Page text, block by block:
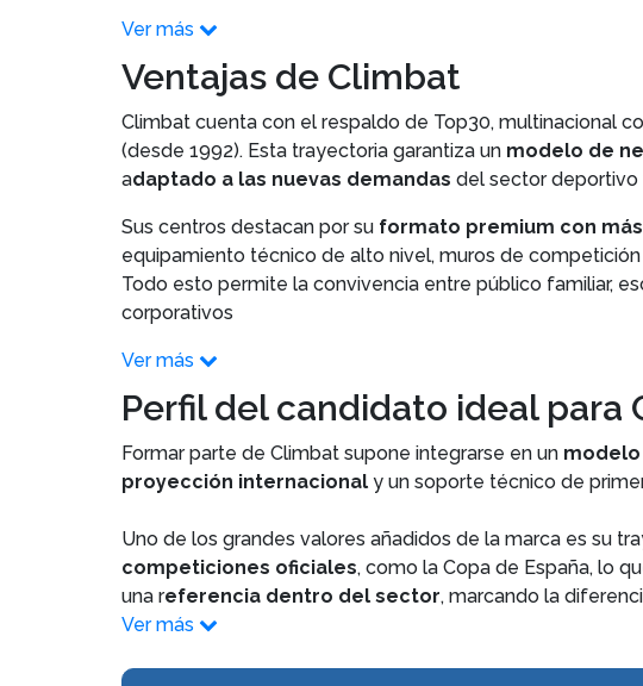
Ver más
Ventajas de Climbat
Climbat cuenta con el respaldo de Top30, multinacional
(desde 1992). Esta trayectoria garantiza un modelo de
adaptado a las nuevas demandas del sector deportivo
Sus centros destacan por su formato premium con más
equipamiento técnico de alto nivel, muros de
Todo esto permite la convivencia entre público familiar,
corporativos
Ver más
Perfil del candidato ideal para
Formar parte de Climbat supone integrarse en un
proyección internacional y un soporte técnico de
Uno de los grandes valores añadidos de la marca es su
competiciones oficiales, como la Copa de España, lo
una referencia dentro del sector, marcando la
Ver más